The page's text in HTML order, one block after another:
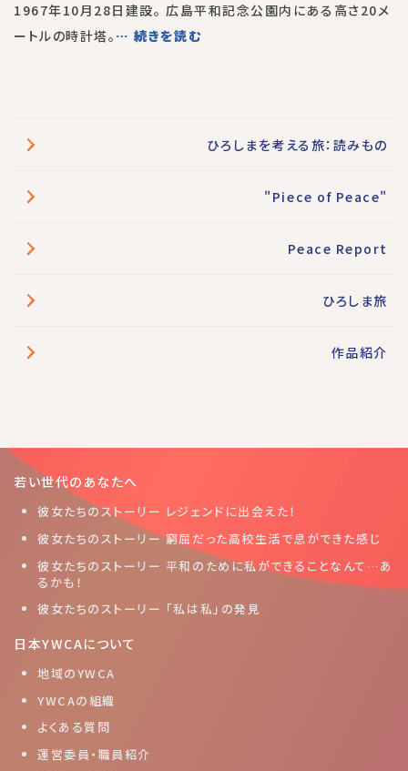
1967年10月28日建設。 広島平和記念公園内にある高さ20メ
ートルの時計塔。 … 続きを読む
ひろしまを考える旅：読みもの
"Piece of Peace"
Peace Report
ひろしま旅
作品紹介
若い世代のあなたへ
彼女たちのストーリー レジェンドに出会えた！
彼女たちのストーリー 窮屈だった高校生活で息ができた感じ
彼女たちのストーリー 平和のために私ができることなんて…あ
るかも！
彼女たちのストーリー 「私は私」の発見
日本YWCAについて
地域のYWCA
YWCAの組織
よくある質問
運営委員・職員紹介